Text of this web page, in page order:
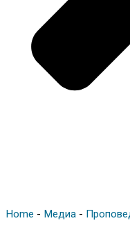
Home - Медиа -